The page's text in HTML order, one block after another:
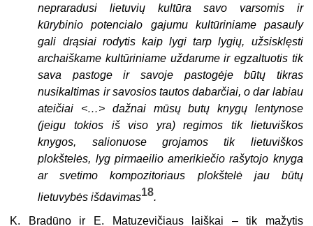
nepraradusi lietuvių kultūra savo varsomis ir
kūrybinio potencialo gajumu kultūriniame pasauly
gali drąsiai rodytis kaip lygi tarp lygių, užsisklęsti
archaiškame kultūriniame uždarume ir egzaltuotis tik
sava pastoge ir savoje pastogėje būtų tikras
nusikaltimas ir savosios tautos dabarčiai, o dar labiau
ateičiai <…> dažnai mūsų butų knygų lentynose
(jeigu tokios iš viso yra) regimos tik lietuviškos
knygos, salionuose grojamos tik lietuviškos
plokštelės, lyg pirmaeilio amerikiečio rašytojo knyga
ar svetimo kompozitoriaus plokštelė jau būtų
lietuvybės išdavimas18.
K. Bradūno ir E. Matuzevičiaus laiškai – tik mažytis